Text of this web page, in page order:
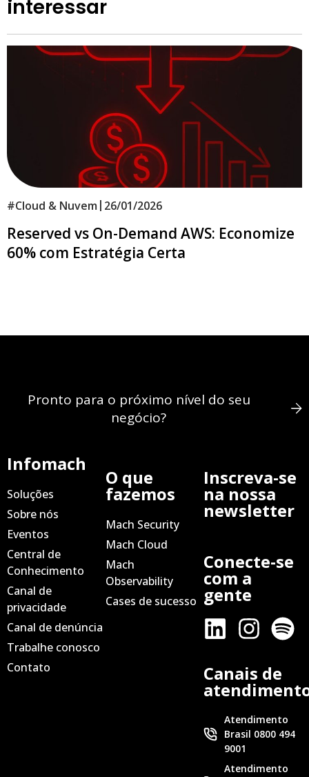
interessar
#Cloud & Nuvem | 26/01/2026
Reserved vs On-Demand AWS: Economize
60% com Estratégia Certa
Pronto para o próximo nível do seu
negócio?
Infomach
Soluções
Sobre nós
Eventos
Central de
Conhecimento
Canal de
privacidade
Canal de denúncia
Trabalhe conosco
Contato
O que
fazemos
Mach Security
Mach Cloud
Mach
Observability
Cases de sucesso
Inscreva-se
na nossa
newsletter
Conecte-se
com a
gente
Canais de
Atendimento
Brasil 0800 494
9001
Atendimento